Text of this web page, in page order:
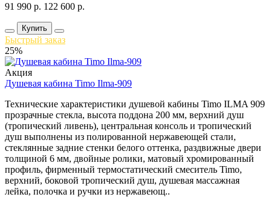
91 990 р. 122 600 р.
Купить
Быстрый заказ
25%
Акция
Душевая кабина Timo Ilma-909
Технические характеристики душевой кабины Timo ILMA 909
прозрачные стекла, высота поддона 200 мм, верхний душ
(тропический ливень), центральная консоль и тропический
душ выполнены из полированной нержавеющей стали,
стеклянные задние стенки белого оттенка, раздвижные двери
толщиной 6 мм, двойные ролики, матовый хромированный
профиль, фирменный термостатический смеситель Timo,
верхний, боковой тропический душ, душевая массажная
лейка, полочка и ручки из нержавеющ..